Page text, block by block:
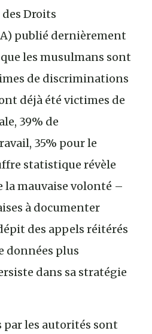
des Droits
publié dernièrement
les musulmans sont
de discriminations
déjà été victimes de
39% de
35% pour le
statistique révèle
la mauvaise volonté –
à documenter
des appels réitérés
données plus
dans sa stratégie
par les autorités sont